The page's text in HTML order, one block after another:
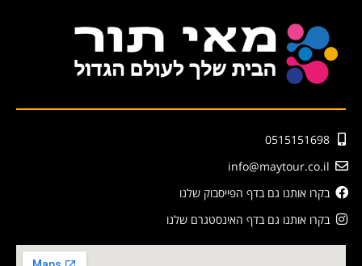
0515151698
info@maytour.co.il
בקרו אותנו גם בדף הפייסבוק שלנו
בקרו אותנו גם בדף האינסטגרם שלנו